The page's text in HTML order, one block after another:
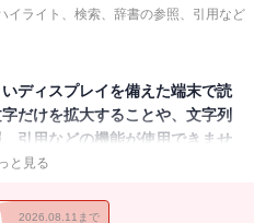
イライト、検索、辞書の参照、引用など
ディスプレイを備えた端末で読
だけを拡大することや、文字列
引用などの機能が使用できませ
定家の日記『明月記』。その翻
と見る
2026.08.11まで